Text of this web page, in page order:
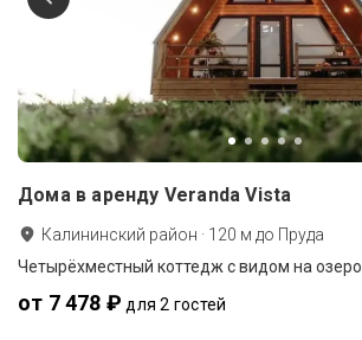
Дома в аренду Veranda Vista
Калининский район · 120 м до Пруда
Четырёхместный коттедж с видом на озеро
от 7 478 ₽ для 2 гостей